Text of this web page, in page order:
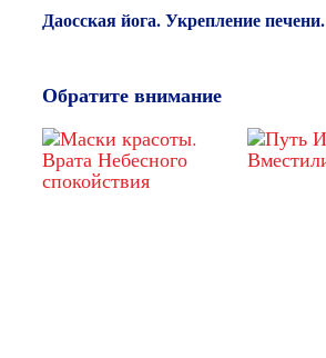
Даосская йога. Укрепление печени.
Обратите внимание